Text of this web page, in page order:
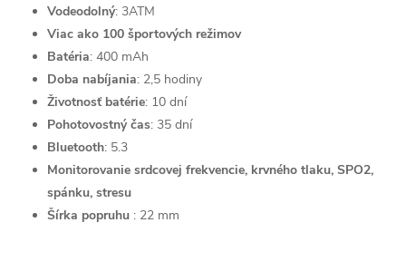
Vodeodolný: 3ATM
Viac ako 100 športových režimov
Batéria: 400 mAh
Doba nabíjania: 2,5 hodiny
Životnosť batérie: 10 dní
Pohotovostný čas: 35 dní
Bluetooth: 5.3
Monitorovanie srdcovej frekvencie, krvného tlaku, SPO2,
spánku, stresu
Šírka popruhu : 22 mm